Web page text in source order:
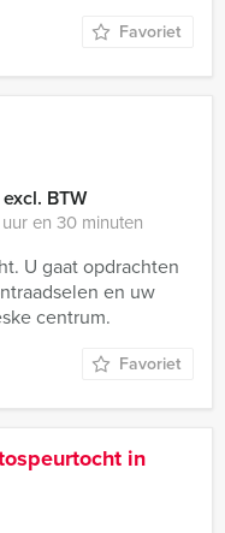
Favoriet
BTW
en 30 minuten
U gaat opdrachten
en uw
centrum.
Favoriet
in